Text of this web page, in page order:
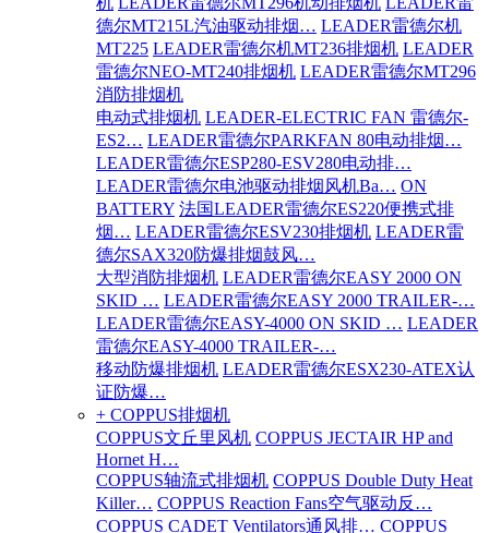
德尔MT215L汽油驱动排烟… LEADER雷德尔机
MT225 LEADER雷德尔机MT236排烟机 LEADER
雷德尔NEO-MT240排烟机 LEADER雷德尔MT296
消防排烟机
电动式排烟机 LEADER-ELECTRIC FAN 雷德尔-
ES2… LEADER雷德尔PARKFAN 80电动排烟…
LEADER雷德尔ESP280-ESV280电动排…
LEADER雷德尔电池驱动排烟风机Ba… ON
BATTERY 法国LEADER雷德尔ES220便携式排
烟… LEADER雷德尔ESV230排烟机 LEADER雷
德尔SAX320防爆排烟鼓风…
大型消防排烟机 LEADER雷德尔EASY 2000 ON
SKID … LEADER雷德尔EASY 2000 TRAILER-…
LEADER雷德尔EASY-4000 ON SKID … LEADER
雷德尔EASY-4000 TRAILER-…
移动防爆排烟机 LEADER雷德尔ESX230-ATEX认
证防爆…
+ COPPUS排烟机
COPPUS文丘里风机 COPPUS JECTAIR HP and
Hornet H…
COPPUS轴流式排烟机 COPPUS Double Duty Heat
Killer… COPPUS Reaction Fans空气驱动反…
COPPUS CADET Ventilators通风排… COPPUS